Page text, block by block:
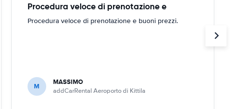
Procedura veloce di prenotazione e
Procedura veloce di prenotazione e buoni prezzi.
M MASSIMO
addCarRental Aeroporto di Kittila